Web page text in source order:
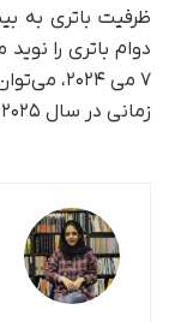
زمانی در سال ۲۰۲۵ رونمایی شود.